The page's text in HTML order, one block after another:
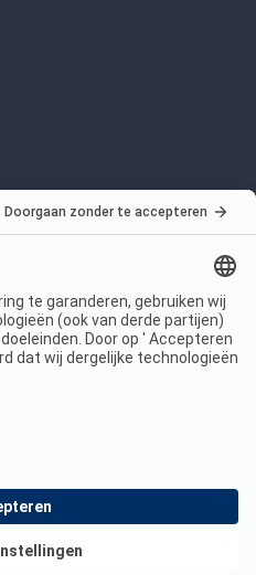
Voorwaarden